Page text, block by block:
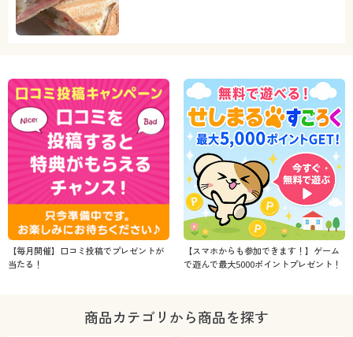
【毎月開催】口コミ投稿でプレゼントが
当たる！
【スマホからも参加できます！】ゲーム
で遊んで最大5000ポイントプレゼント！
商品カテゴリから商品を探す